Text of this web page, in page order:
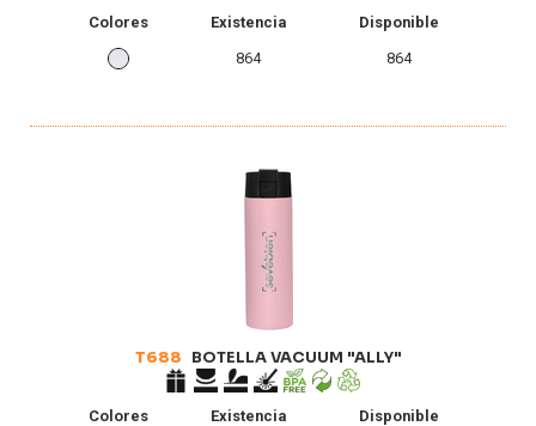
Colores Existencia
Disponible
864
864
T688 BOTELLA VACUUM "ALLY"
Colores Existencia
Disponible